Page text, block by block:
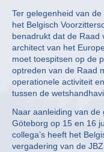
Ter gelegenheid van
het Belgisch
benadrukt dat de Raad
architect van het
moet toespitsen op de
optreden van de Raad
operationele activiteit
tussen de
Naar aanleiding van de
Göteborg op 15 en 16
collega’s heeft het
vergadering van de